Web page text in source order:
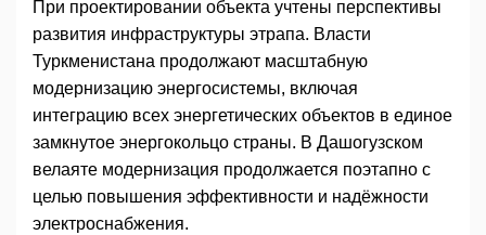
При проектировании объекта учтены перспективы
развития инфраструктуры этрапа. Власти
Туркменистана продолжают масштабную
модернизацию энергосистемы, включая
интеграцию всех энергетических объектов в единое
замкнутое энергокольцо страны. В Дашогузском
велаяте модернизация продолжается поэтапно с
целью повышения эффективности и надёжности
электроснабжения.